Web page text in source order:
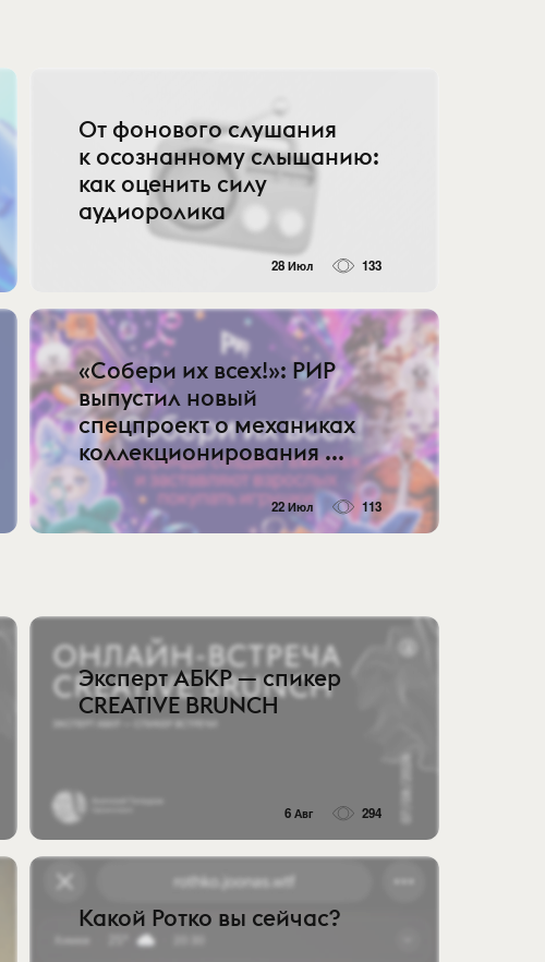
От фонового слушания
к осознанному слышанию:
как оценить силу
аудиоролика
28 Июл 133
«Собери их всех!»: РИР
выпустил новый
спецпроект о механиках
коллекционирования ...
22 Июл 113
Эксперт АБКР — спикер
CREATIVE BRUNCH
6 Авг 294
Какой Ротко вы сейчас?